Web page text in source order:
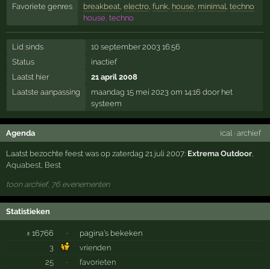
Favoriete genres
breakbeat, electro, funk, house minimal techno
house, techno
Lid sinds
10 september 2003 16:56
Status
inactief
Laatst hier
21 april 2008
Laatste aanpassing
maandag 15 mei 2023 om 14:16 door het
systeem
Agenda ical· archief
Laatst bezochte feest was op zaterdag 21 juli 2007: Extrema Outdoor,
Aquabest, Best
toon archief, 76 evenementen
Statistieken
± 16766 ·
pagina's bekeken
3
vrienden
25
·
favorieten